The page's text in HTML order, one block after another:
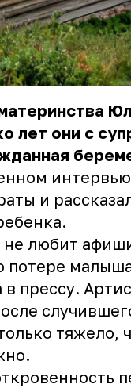
лет они с
и
не любит
потере
прессу.
тяжело,